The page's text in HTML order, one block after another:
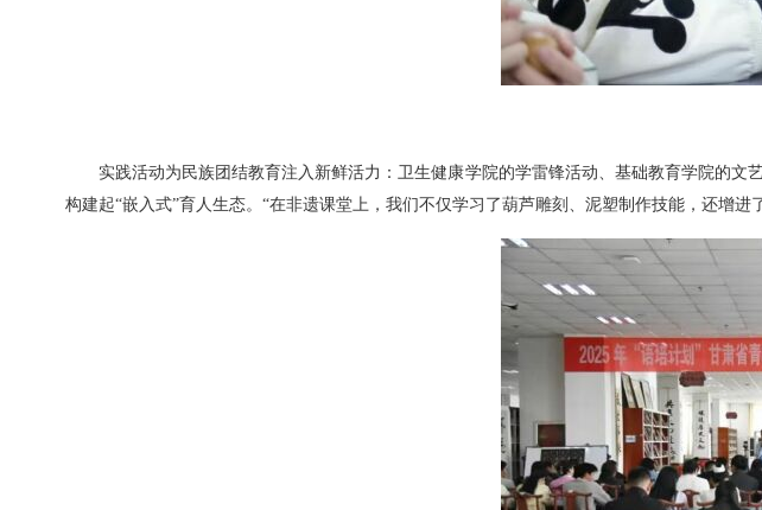
实践活动为民族团结教育注入新鲜活力：卫生健康学院的学雷锋活动、基础教育学院的
构建起“嵌入式”育人生态。“在非遗课堂上，我们不仅学习了葫芦雕刻、泥塑制作技能，还增